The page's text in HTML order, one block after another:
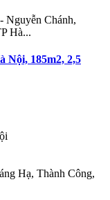
Nguyễn Chánh,
Hà...
Nội, 185m2, 2,5
Hạ, Thành Công,